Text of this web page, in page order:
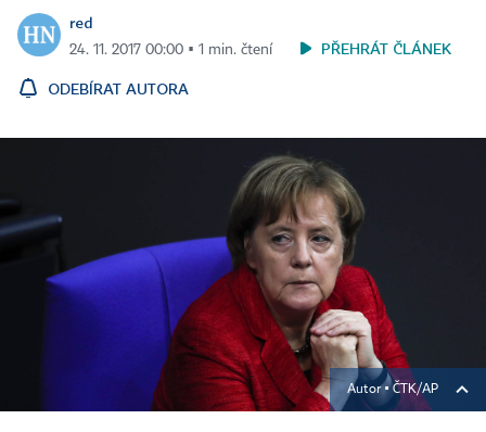
red
24. 11. 2017 00:00 ▪ 1 min. čtení PŘEHRÁT ČLÁNEK
ODEBÍRAT AUTORA
Autor ▪ČTK/AP